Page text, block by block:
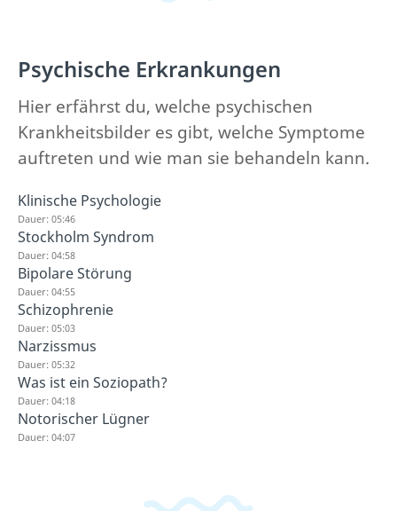
Psychische Erkrankungen
Hier erfährst du, welche psychischen
Krankheitsbilder es gibt, welche Symptome
auftreten und wie man sie behandeln kann.
Klinische Psychologie
Dauer: 05:46
Stockholm Syndrom
Dauer: 04:58
Bipolare Störung
Dauer: 04:55
Schizophrenie
Dauer: 05:03
Narzissmus
Dauer: 05:32
Was ist ein Soziopath?
Dauer: 04:18
Notorischer Lügner
Dauer: 04:07